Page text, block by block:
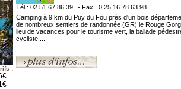
:
Tél : 02 51 67 86 39
- Fax : 0 25 16 78 63 98
Camping à 9 km du Puy du Fou près d'un bois
de nombreux sentiers de randonnée (GR) le Rouge
lieu de vacances pour le tourisme vert, la ballade
cycliste ...